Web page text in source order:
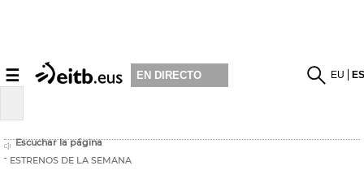
☰ EN DIRECTO EU
Escuchar la página
ESTRENOS DE LA SEMANA